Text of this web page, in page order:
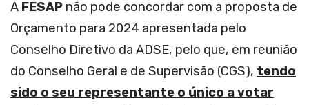
A FESAP não pode concordar com a proposta de
Orçamento para 2024 apresentada pelo
Conselho Diretivo da ADSE, pelo que, em reunião
do Conselho Geral e de Supervisão (CGS), tendo
sido o seu representante o único a votar